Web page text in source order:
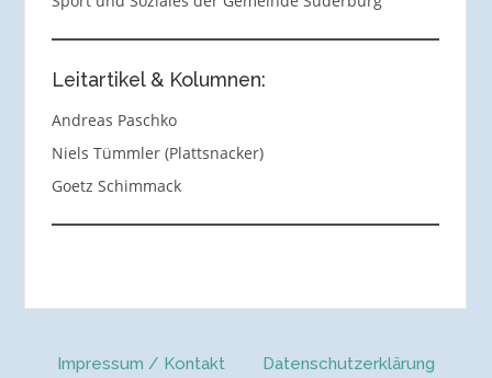
Leitartikel & Kolumnen:
Andreas Paschko
Niels Tümmler (Plattsnacker)
Goetz Schimmack
Impressum / Kontakt Datenschutzerklärung